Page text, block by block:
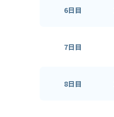
6日目
7日目
8日目